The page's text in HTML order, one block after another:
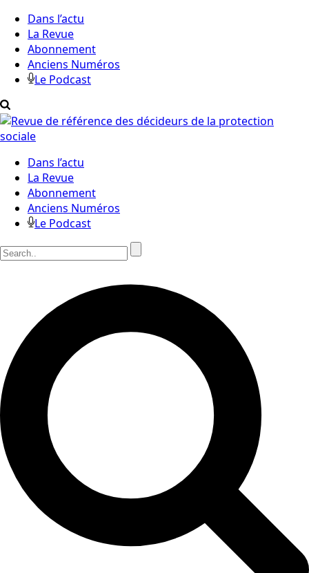
Dans l’actu
La Revue
Abonnement
Anciens Numéros
Le Podcast
Dans l’actu
La Revue
Abonnement
Anciens Numéros
Le Podcast